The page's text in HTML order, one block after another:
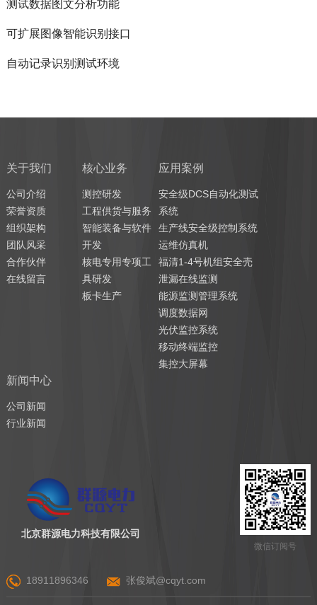
测试数据图文分析功能
可扩展图像智能识别接口
自动记录识别测试环境
关于我们
公司介绍
荣誉资质
组织架构
团队风采
合作伙伴
在线留言
核心业务
测控研发
工程供货与服务
智能装备与软件
开发
核电专用专项工
具研发
板卡生产
应用案例
安全级DCS自动化测试
系统
生产线安全级控制系统
运维仿真机
福清1-4号机组安全壳
泄漏在线监测
能源监测管理系统
调度数据网
光伏监控系统
移动终端监控
集控大屏幕
新闻中心
公司新闻
行业新闻
微信订阅号
北京群源电力科技有限公司
18911896346 张俊斌@cqyt.com